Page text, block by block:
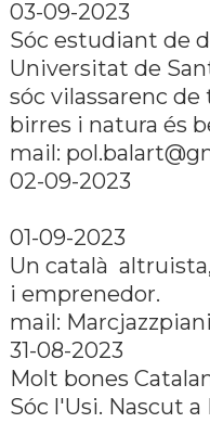
03-09-2023
Sóc estudiant de
Universitat de
sóc vilassarenc
birres i natura és
mail:
02-09-2023
01-09-2023
Un català
i emprenedor.
mail:
31-08-2023
Molt bones
Sóc l'Usi. Nascut